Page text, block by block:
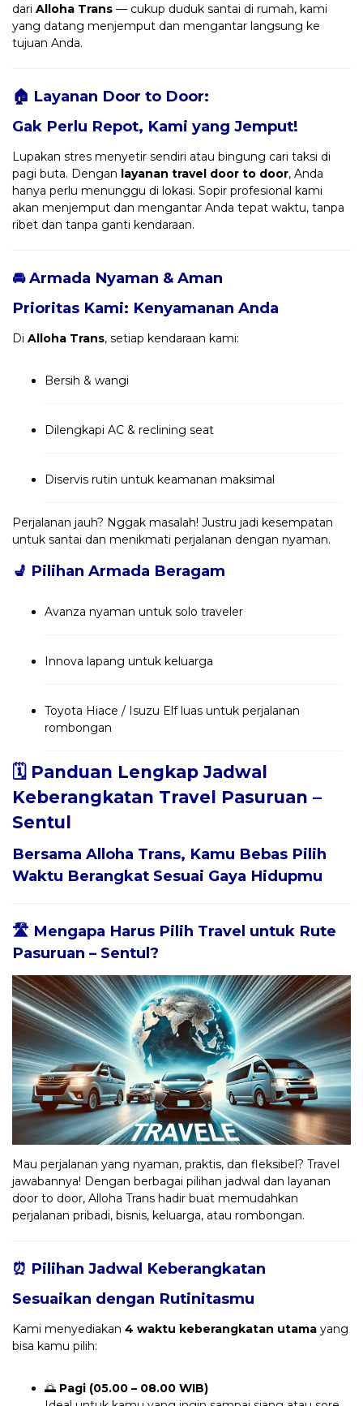
dari Alloha Trans — cukup duduk santai di rumah, kami
yang datang menjemput dan mengantar langsung ke
tujuan Anda.
🏠 Layanan Door to Door:
Gak Perlu Repot, Kami yang Jemput!
Lupakan stres menyetir sendiri atau bingung cari taksi di
pagi buta. Dengan layanan travel door to door, Anda
hanya perlu menunggu di lokasi. Sopir profesional kami
akan menjemput dan mengantar Anda tepat waktu, tanpa
ribet dan tanpa ganti kendaraan.
🚘 Armada Nyaman & Aman
Prioritas Kami: Kenyamanan Anda
Di Alloha Trans, setiap kendaraan kami:
Bersih & wangi
Dilengkapi AC & reclining seat
Diservis rutin untuk keamanan maksimal
Perjalanan jauh? Nggak masalah! Justru jadi kesempatan
untuk santai dan menikmati perjalanan dengan nyaman.
💺 Pilihan Armada Beragam
Avanza nyaman untuk solo traveler
Innova lapang untuk keluarga
Toyota Hiace / Isuzu Elf luas untuk perjalanan
rombongan
🗓️ Panduan Lengkap Jadwal
Keberangkatan Travel Pasuruan –
Sentul
Bersama Alloha Trans, Kamu Bebas Pilih
Waktu Berangkat Sesuai Gaya Hidupmu
🛣️ Mengapa Harus Pilih Travel untuk Rute
Pasuruan – Sentul?
Mau perjalanan yang nyaman, praktis, dan fleksibel? Travel
jawabannya! Dengan berbagai pilihan jadwal dan layanan
door to door, Alloha Trans hadir buat memudahkan
perjalanan pribadi, bisnis, keluarga, atau rombongan.
⏰ Pilihan Jadwal Keberangkatan
Sesuaikan dengan Rutinitasmu
Kami menyediakan 4 waktu keberangkatan utama yang
bisa kamu pilih:
🌅 Pagi (05.00 – 08.00 WIB)